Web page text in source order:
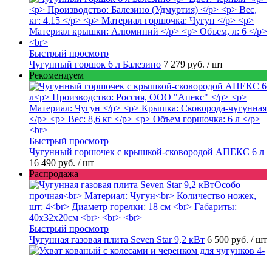
Быстрый просмотр
Чугунный горшок 6 л Балезино 7 279 руб. / шт
Рекомендуем
Быстрый просмотр
Чугунный горшочек с крышкой-сковородой АПЕКС 6 л
16 490 руб. / шт
Распродажа
Быстрый просмотр
Чугунная газовая плита Seven Star 9,2 кВт 6 500 руб. / шт